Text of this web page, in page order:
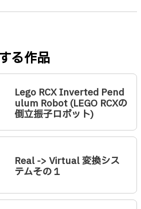
る作品
Lego RCX Inverted Pend
ulum Robot (LEGO RCXの
倒立振子ロボット)
Real -> Virtual 変換シス
テムその１